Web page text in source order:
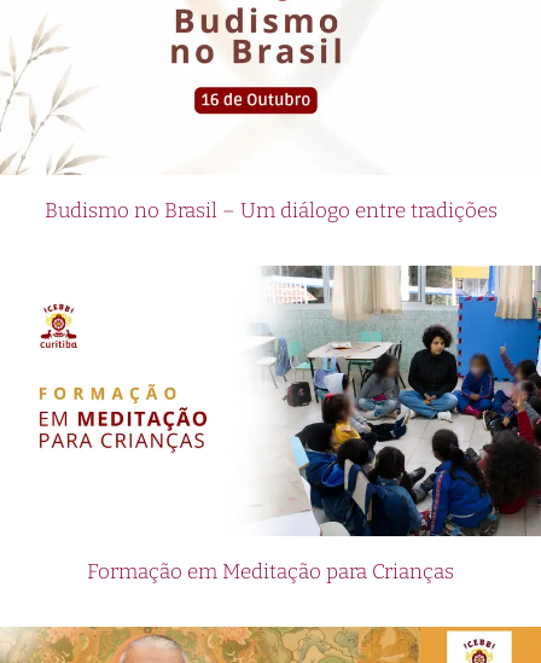
Budismo no Brasil – Um diálogo entre tradições
Formação em Meditação para Crianças